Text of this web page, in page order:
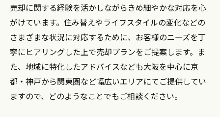
売却に関する経験を活かしながらきめ細やかな対応を心
がけています。住み替えやライフスタイルの変化などの
さまざまな状況に対応するために、お客様のニーズを丁
寧にヒアリングした上で売却プランをご提案します。ま
た、地域に特化したアドバイスなども大阪を中心に京
都・神戸から関東圏など幅広いエリアにてご提供してい
ますので、どのようなことでもご相談ください。